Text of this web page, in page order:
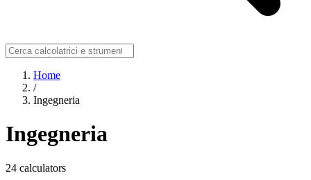
Home
/
Ingegneria
Ingegneria
24 calculators